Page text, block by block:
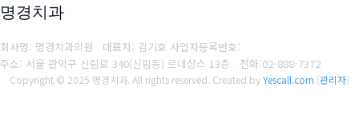
명경치과
회사명: 명경치과의원 대표자: 김기호 사업자등록번호:
주소: 서울 관악구 신림로 340(신림동) 르네상스 13층 전화:02-888-7372
Copyright © 2025 명경치과. All rights reserved. Created byYescall.com [관리자]